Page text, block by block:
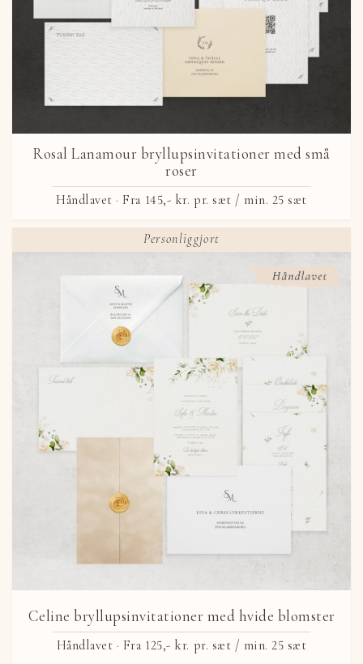
Rosal Lanamour bryllupsinvitationer med små
roser
Håndlavet ·Fra 145,- kr. pr. sæt / min. 25 sæt
Personliggjort
Celine bryllupsinvitationer med hvide blomster
Håndlavet · Fra 125,- kr. pr. sæt / min. 25 sæt